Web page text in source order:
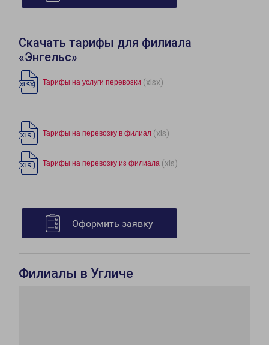
Скачать тарифы для филиала
«Энгельс»
Тарифы на услуги перевозки (xlsx)
Тарифы на перевозку в филиал (xls)
Тарифы на перевозку из филиала (xls)
Оформить заявку
Филиалы в Угличе